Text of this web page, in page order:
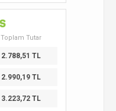
Toplam Tutar
2.788,51 TL
2.990,19 TL
3.223,72 TL